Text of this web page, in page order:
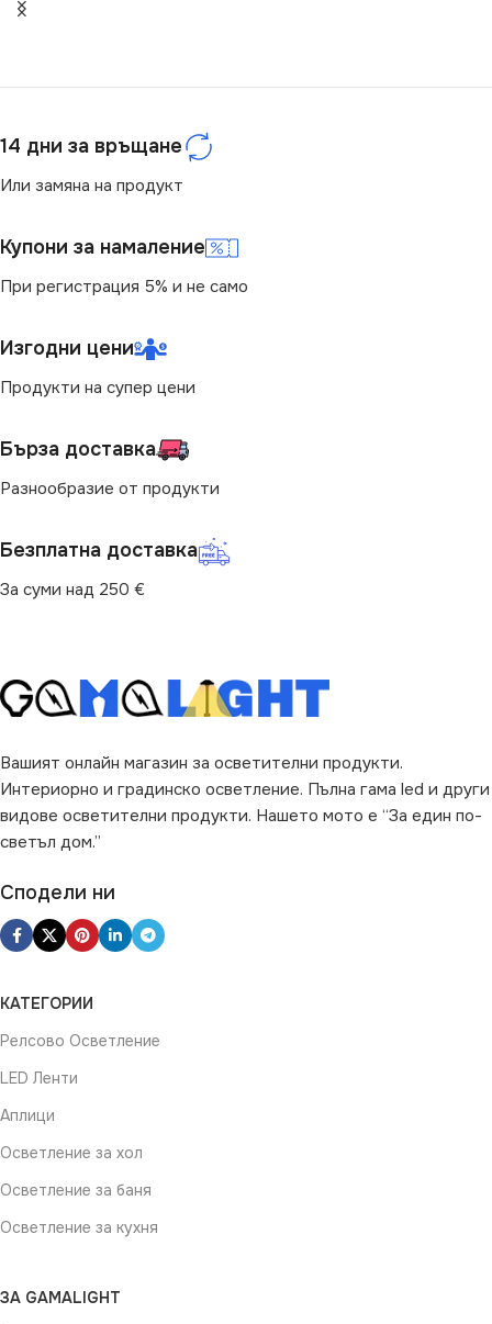
14 дни за връщане
Или замяна на продукт
Купони за намаление
При регистрация 5% и не само
Изгодни цени
Продукти на супер цени
Бърза доставка
Разнообразие от продукти
Безплатна доставка
За суми над 250 €
Вашият онлайн магазин за осветителни продукти.
Интериорно и градинско осветление. Пълна гама led и други
видове осветителни продукти. Нашето мото е “За един по-
светъл дом.”
Сподели ни
КАТЕГОРИИ
Релсово Осветление
LED Ленти
Аплици
Осветление за хол
Осветление за баня
Осветление за кухня
ЗА GAMALIGHT